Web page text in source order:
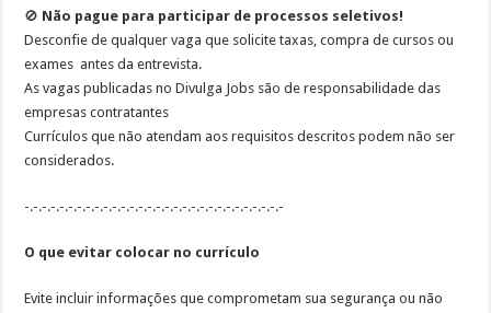
🚫 Não pague para participar de processos seletivos!
Desconfie de qualquer vaga que solicitetaxas, compra de cursos ou
exames antes da entrevista.
As vagas publicadas no Divulga Jobs são de responsabilidade das
empresas contratantes
Currículos que não atendam aos requisitos descritos podem não ser
considerados.
-.-.-.-.-.-.-.-.-.-.-.-.-.-.-.-.-.-.-.-.-.-.-.-.-.-.-.-.-.-
O que evitar colocar no currículo
Evite incluir informações que comprometam sua segurança ou não